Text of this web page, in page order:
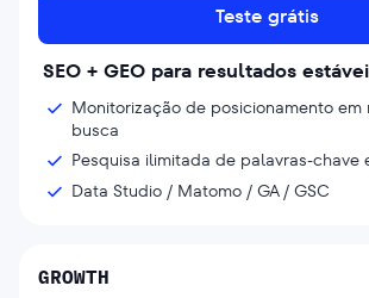
Teste grátis
SEO + GEO para resultados
Monitorização de posicionamento em
busca
Pesquisa ilimitada de palavras-chave
Data Studio / Matomo / GA / GSC
GROWTH